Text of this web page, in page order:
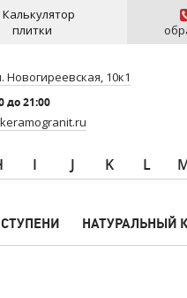
Калькулятор
плитки
Новогиреевская, 10к1
до 21:00
I J K L
СТУПЕНИ НАТУРАЛЬНЫЙ